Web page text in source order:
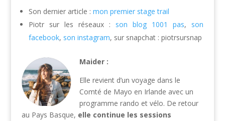
Son dernier article : mon premier stage trail
Piotr sur les réseaux : son blog 1001 pas, son
facebook, son instagram, sur snapchat : piotrsursnap
Maider :
Elle revient d’un voyage dans le
Comté de Mayo en Irlande avec un
programme rando et vélo. De retour
au Pays Basque, elle continue les sessions